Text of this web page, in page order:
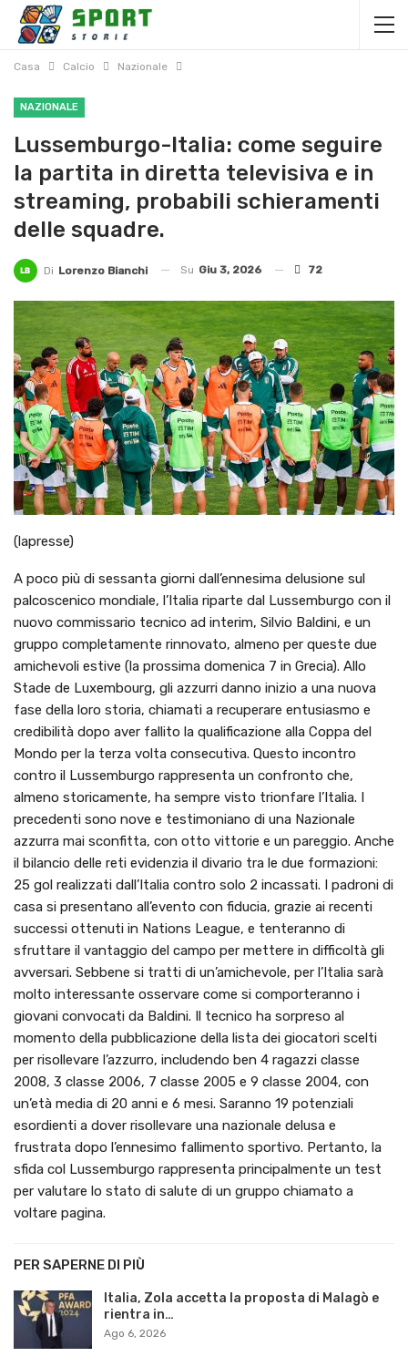
Casa Calcio Nazionale
NAZIONALE
Lussemburgo-Italia: come seguire
la partita in diretta televisiva e in
streaming, probabili schieramenti
delle squadre.
Di Lorenzo Bianchi Su Giu 3, 2026 72
(lapresse)
A poco più di sessanta giorni dall’ennesima delusione sul
palcoscenico mondiale, l’Italia riparte dal Lussemburgo con il
nuovo commissario tecnico ad interim, Silvio Baldini, e un
gruppo completamente rinnovato, almeno per queste due
amichevoli estive (la prossima domenica 7 in Grecia). Allo
Stade de Luxembourg, gli azzurri danno inizio a una nuova
fase della loro storia, chiamati a recuperare entusiasmo e
credibilità dopo aver fallito la qualificazione alla Coppa del
Mondo per la terza volta consecutiva. Questo incontro
contro il Lussemburgo rappresenta un confronto che,
almeno storicamente, ha sempre visto trionfare l’Italia. I
precedenti sono nove e testimoniano di una Nazionale
azzurra mai sconfitta, con otto vittorie e un pareggio. Anche
il bilancio delle reti evidenzia il divario tra le due formazioni:
25 gol realizzati dall’Italia contro solo 2 incassati. I padroni di
casa si presentano all’evento con fiducia, grazie ai recenti
successi ottenuti in Nations League, e tenteranno di
sfruttare il vantaggio del campo per mettere in difficoltà gli
avversari. Sebbene si tratti di un’amichevole, per l’Italia sarà
molto interessante osservare come si comporteranno i
giovani convocati da Baldini. Il tecnico ha sorpreso al
momento della pubblicazione della lista dei giocatori scelti
per risollevare l’azzurro, includendo ben 4 ragazzi classe
2008, 3 classe 2006, 7 classe 2005 e 9 classe 2004, con
un’età media di 20 anni e 6 mesi. Saranno 19 potenziali
esordienti a dover risollevare una nazionale delusa e
frustrata dopo l’ennesimo fallimento sportivo. Pertanto, la
sfida col Lussemburgo rappresenta principalmente un test
per valutare lo stato di salute di un gruppo chiamato a
voltare pagina.
PER SAPERNE DI PIÙ
Italia, Zola accetta la proposta di Malagò e
rientra in…
Ago 6, 2026